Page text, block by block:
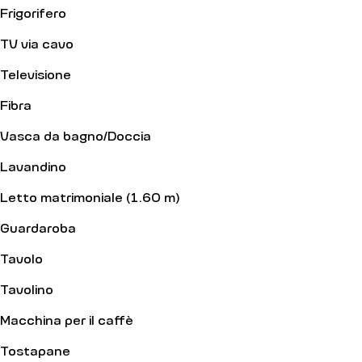
Frigorifero
TV via cavo
Televisione
Fibra
Vasca da bagno/Doccia
Lavandino
Letto matrimoniale (1.60 m)
Guardaroba
Tavolo
Tavolino
Macchina per il caffè
Tostapane